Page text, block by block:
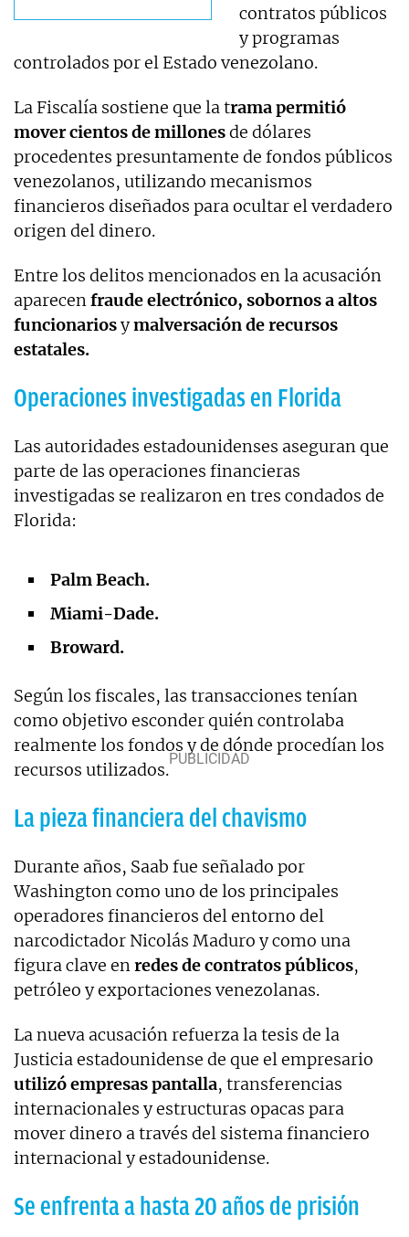
contratos públicos
y programas
controlados por el Estado venezolano.
La Fiscalía sostiene que la trama permitió
mover cientos de millonesde dólares
procedentes presuntamente de fondos públicos
venezolanos, utilizando mecanismos
financieros diseñados para ocultar el verdadero
origen del dinero.
Entre los delitos mencionados en la acusación
aparecenfraude electrónico, sobornos a altos
funcionariosymalversación de recursos
estatales.
Operaciones investigadas en Florida
Las autoridades estadounidenses aseguran que
parte de las operaciones financieras
investigadas se realizaron en tres condados de
Florida:
Palm Beach.
Miami-Dade.
Broward.
Según los fiscales, las transacciones tenían
como objetivo esconder quién controlaba
realmente los fondos y de dónde procedían los
recursos utilizados.
La pieza financiera del chavismo
Durante años, Saab fue señalado por
Washington como uno de los principales
operadores financieros del entorno del
narcodictador Nicolás Maduro y como una
figura clave enredes de contratos públicos,
petróleo y exportaciones venezolanas.
La nueva acusación refuerza la tesis de la
Justicia estadounidense de que el empresario
utilizó empresas pantalla, transferencias
internacionales y estructuras opacas para
mover dinero a través del sistema financiero
internacional y estadounidense.
Se enfrenta a hasta 20 años de prisión